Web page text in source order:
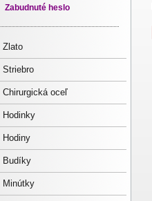
Zabudnuté heslo
Zlato
Striebro
Chirurgická oceľ
Hodinky
Hodiny
Budíky
Minútky